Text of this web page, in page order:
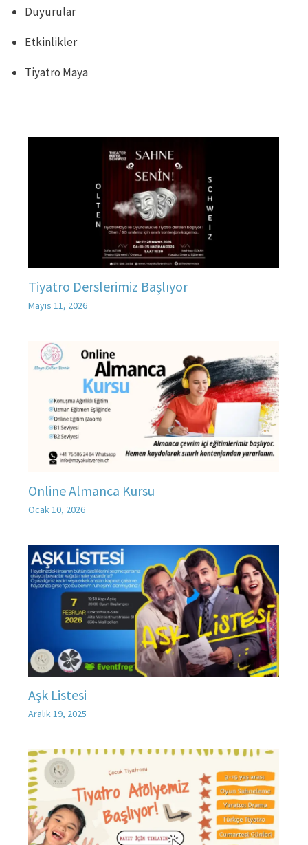
Duyurular
Etkinlikler
Tiyatro Maya
Tiyatro Derslerimiz Başlıyor
Mayıs 11, 2026
Online Almanca Kursu
Ocak 10, 2026
Aşk Listesi
Aralık 19, 2025